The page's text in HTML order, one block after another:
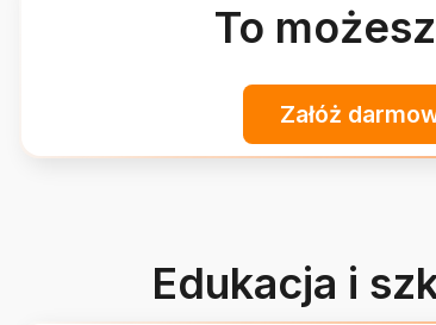
To
Załóż
Edukacja i